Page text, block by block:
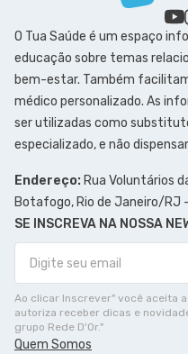
O Tua Saúde é um espaço
educação sobre temas
bem-estar. Também
médico personalizado. As
ser utilizadas como
especializado, e não
Endereço: Rua Voluntários
Botafogo, Rio de Janeiro/RJ
SE INSCREVA NA NOSSA
Ao clicar Inscrever" você aceita
autoriza receber dicas e
grupo Rede D'Or."
Quem Somos